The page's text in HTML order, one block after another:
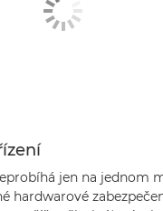
jen na jednom
hardwarové